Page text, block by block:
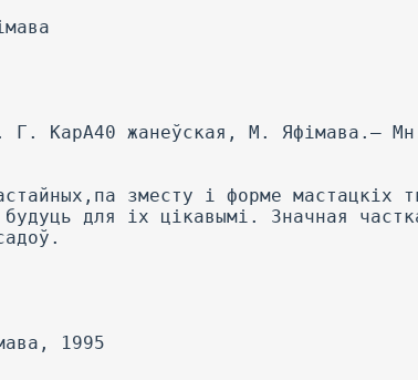
Г. КарА40 жанеўская, М. Яфімава.—
зместу і форме мастацкіх
для іх цікавымі. Значная
1995